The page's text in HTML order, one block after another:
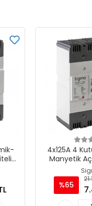
4x125A 4
Manyetik
Ayarlı Tip
%65